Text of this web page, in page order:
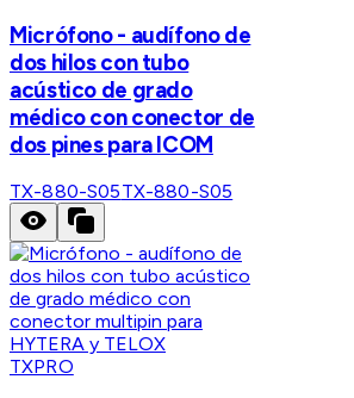
Micrófono - audífono de
dos hilos con tubo
acústico de grado
médico con conector de
dos pines para ICOM
TX-880-S05TX-880-S05
TXPRO